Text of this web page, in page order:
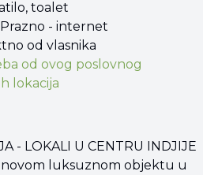
toalet
- internet
od vlasnika
odovog poslovnog
lokacija
- LOKALI U CENTRU INDJIJE
novom luksuznom objektu u